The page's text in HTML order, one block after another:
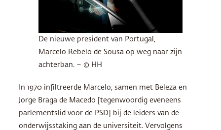
De nieuwe president van Portugal,
Marcelo Rebelo de Sousa op weg naar zijn
achterban. – © HH
In 1970 infiltreerde Marcelo, samen met Beleza en
Jorge Braga de Macedo [tegenwoordig eveneens
parlementslid voor de PSD ] bij de leiders van de
onderwijsstaking aan de universiteit. Vervolgens